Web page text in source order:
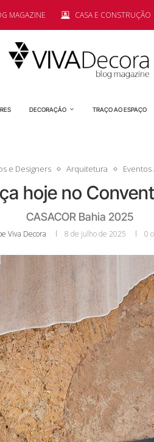
MAGAZINE CASA E CONSTRUÇÃO
DECORAÇÃO TRAÇO AO ESPAÇO
e Designers Arquitetura
hoje no
CASACOR Bahia 2025
Viva Decora 8 de julho de 2025 0